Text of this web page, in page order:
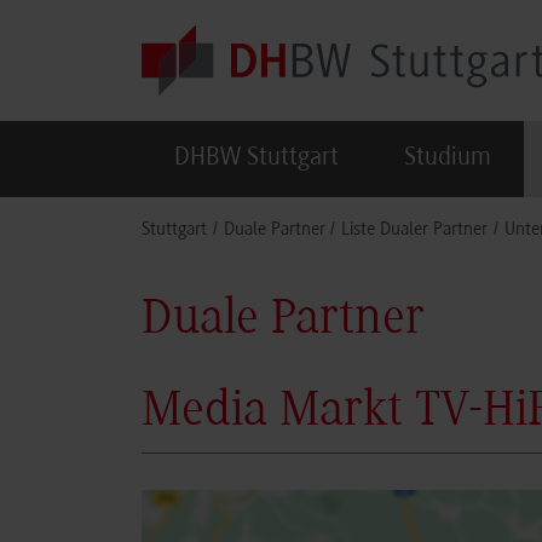
DHBW Stuttgart Studium
Stuttgart Duale Partner Liste Dualer Partner
Duale Partner
Media Markt TV-